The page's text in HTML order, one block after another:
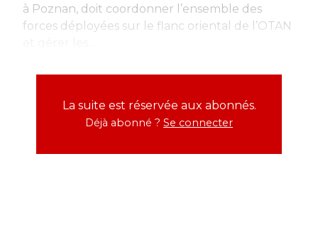
à Poznan, doit coordonner l’ensemble des
forces déployées sur le flanc oriental de l’OTAN
La suite est réservée aux abonnés.
Déjà abonné ? Se connecter